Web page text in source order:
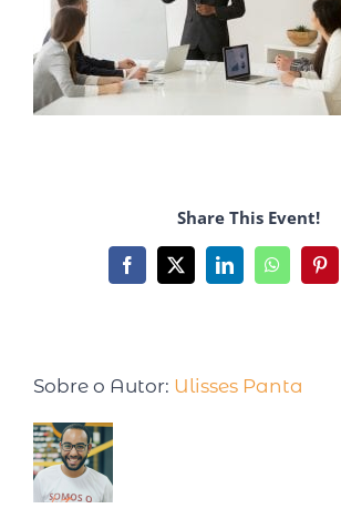
Share This Event!
Sobre o Autor: Ulisses Panta